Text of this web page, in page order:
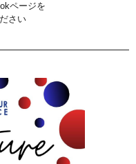
ページを
さい